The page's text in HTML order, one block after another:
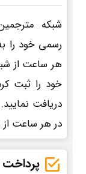
شبکه
هر ساعت از
خود را ثبت
دریافت
در هر ساعت از